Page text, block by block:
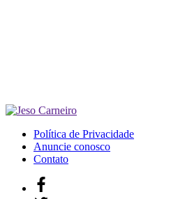
Política de Privacidade
Anuncie conosco
Contato